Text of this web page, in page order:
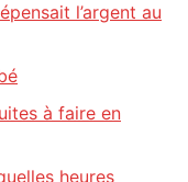
l’argent au
à faire en
heures